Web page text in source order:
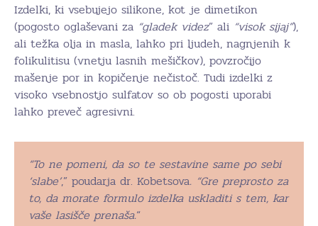
Izdelki, ki vsebujejo silikone, kot je dimetikon
(pogosto oglaševani za “gladek videz” ali “visok sijaj”),
ali težka olja in masla, lahko pri ljudeh, nagnjenih k
folikulitisu (vnetju lasnih mešičkov), povzročijo
mašenje por in kopičenje nečistoč. Tudi izdelki z
visoko vsebnostjo sulfatov so ob pogosti uporabi
lahko preveč agresivni.
“To ne pomeni, da so te sestavine same po sebi
‘slabe’,” poudarja dr. Kobetsova. “Gre preprosto za
to, da morate formulo izdelka uskladiti s tem, kar
vaše lasišče prenaša.“